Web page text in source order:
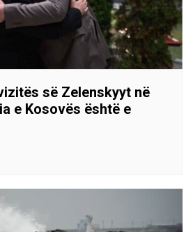
së Zelenskyyt në
e Kosovës është e